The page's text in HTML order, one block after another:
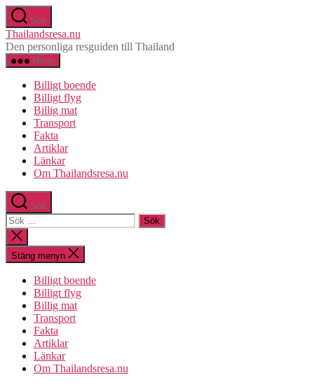
Hoppa
till
innehåll
Sök
Thailandsresa.nu
Den personliga resguiden till Thailand
Meny
Billigt boende
Billigt flyg
Billig mat
Transport
Fakta
Artiklar
Länkar
Om Thailandsresa.nu
Sök
Sök
efter:
Stäng
sökningen
Stäng menyn
Billigt boende
Billigt flyg
Billig mat
Transport
Fakta
Artiklar
Länkar
Om Thailandsresa.nu